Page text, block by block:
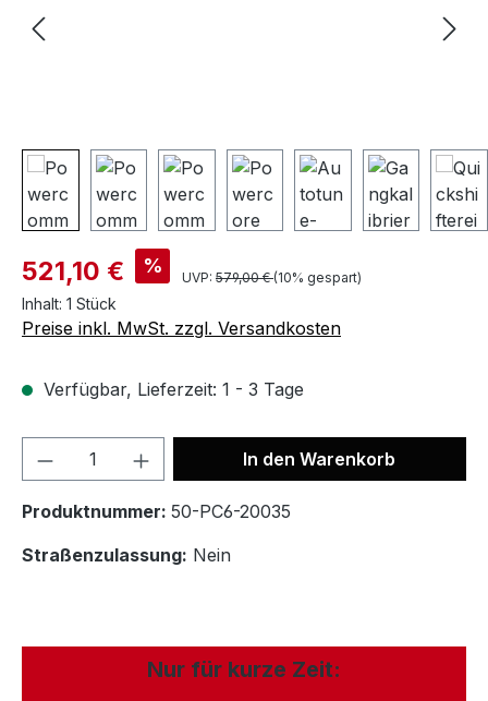
521,10 € %
UVP: 579,00 €(10% gespart)
Inhalt: 1 Stück
Preise inkl. MwSt. zzgl. Versandkosten
Verfügbar, Lieferzeit: 1 - 3 Tage
In den Warenkorb
Produktnummer: 50-PC6-20035
Straßenzulassung: Nein
Nur für kurze Zeit: